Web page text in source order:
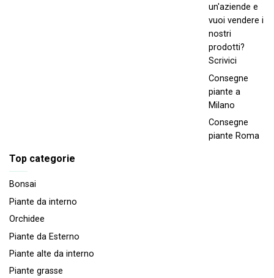
un'aziende e
vuoi vendere i
nostri
prodotti?
Scrivici
Consegne
piante a
Milano
Consegne
piante Roma
Top categorie
Bonsai
Piante da interno
Orchidee
Piante da Esterno
Piante alte da interno
Piante grasse